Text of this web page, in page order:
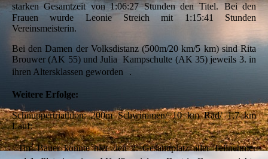
starken Gesamtzeit von 1:06:27 Stunden den Titel. Bei den
Frauen wurde Leonie Streich mit 1:15:41 Stunden
Vereinsmeisterin.
Bei den Damen der Volksdistanz (500m/20 km/5 km) sind Rita
Brouwer (AK 55) und Julia Kampschulte (AK 35) jeweils 3. in
ihren Altersklassen geworden .
Weitere Erfolge:
Schnuppertriathlon: 200m Schwimmen/ 10 km Rad/ 1,7 km
Lauf:
Tim Bauer konnte hier den 2. Gesamtplatz aller Teilnehmer